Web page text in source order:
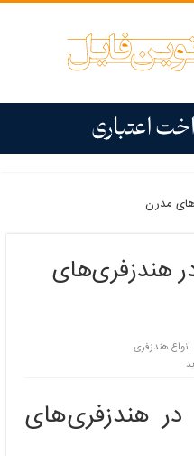
مدرن
هندزفری‌های
انواع هندزفری
در هندزفری‌های